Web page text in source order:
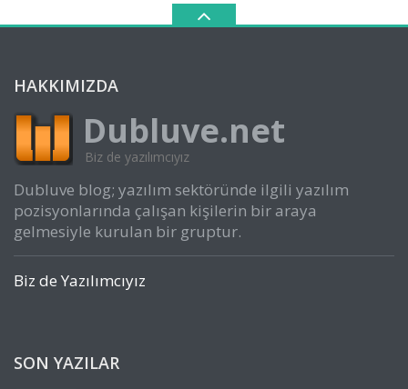
HAKKIMIZDA
Dubluve.net
Biz de yazılımcıyız
Dubluve blog; yazılım sektöründe ilgili yazılım
pozisyonlarında çalışan kişilerin bir araya
gelmesiyle kurulan bir gruptur.
Biz de Yazılımcıyız
SON YAZILAR